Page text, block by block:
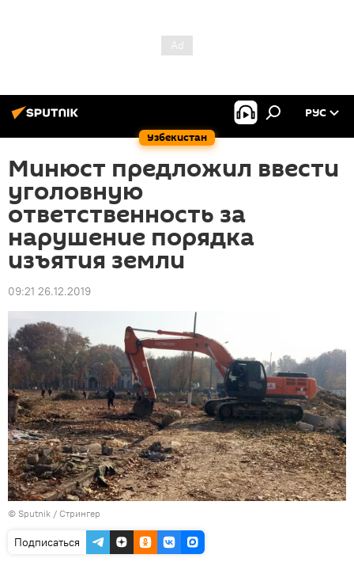
Узбекистан
РУС
Минюст предложил ввести
уголовную
ответственность за
нарушение порядка
изъятия земли
09:21 26.12.2019
© Sputnik / Стрингер
Подписаться